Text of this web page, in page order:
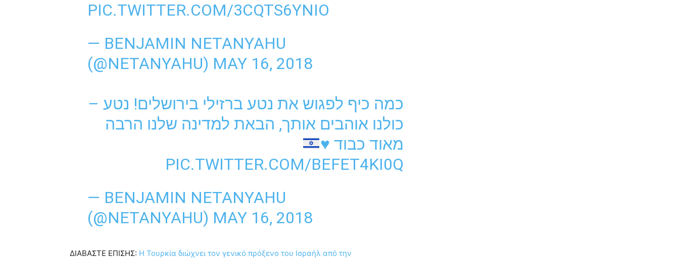
PIC.TWITTER.COM/3CQTS6YNIO
— BENJAMIN NETANYAHU
(@NETANYAHU) MAY 16, 2018
כמה כיף לפגוש את נטע ברזילי בירושלים! נטע –
כולנו אוהבים אותך, הבאת למדינה שלנו הרבה
מאוד כבוד ♥
PIC.TWITTER.COM/BEFET4KI0Q
— BENJAMIN NETANYAHU
(@NETANYAHU) MAY 16, 2018
ΔΙΑΒΑΣΤΕ ΕΠΙΣΗΣ: Η Τουρκία διώχνει τον γενικό πρόξενο του Ισραήλ από την